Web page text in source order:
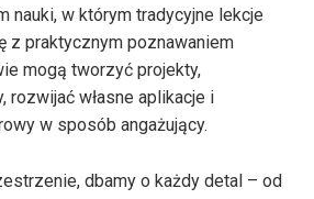
nauki, w którym tradycyjne lekcje
z praktycznym poznawaniem
mogą tworzyć projekty,
rozwijać własne aplikacje i
w sposób angażujący.
dbamy o każdy detal – od